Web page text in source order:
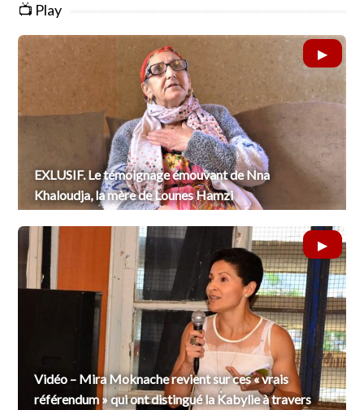
📺 Play
EXLUSIF. Le témoignage émouvant de Nna
Khaloudja, la mère de Lounes Hamzi
Vidéo – Mira Moknache revient sur ces « vrais
référendum » qui ont distingué la Kabylie à travers